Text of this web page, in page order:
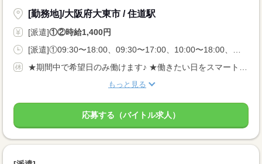
[勤務地]/大阪府大東市 / 住道駅
[派遣]①②時給1,400円
もっと見る
応募する（バイトル求人）